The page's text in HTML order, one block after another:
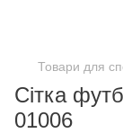
Товари для
Сітка
01006